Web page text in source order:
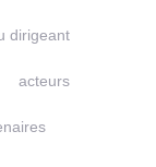
dirigeant
acteurs